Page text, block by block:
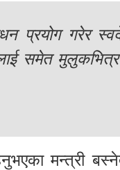
प्रयोग गरेर
समेत मुलुकभित्र
मन्त्री